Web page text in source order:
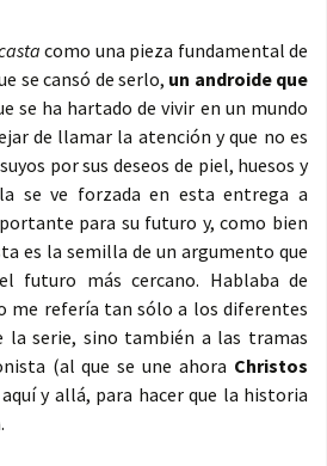
como una pieza fundamental de
se cansó de serlo, un androide que
se ha hartado de vivir en un mundo
de llamar la atención y que no es
por sus deseos de piel, huesos y
se ve forzada en esta entrega a
para su futuro y, como bien
es la semilla de un argumento que
futuro más cercano. Hablaba de
me refería tan sólo a los diferentes
la serie, sino también a las tramas
(al que se une ahora Christos
y allá, para hacer que la historia